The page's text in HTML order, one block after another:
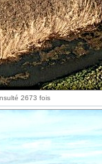
2673 fois